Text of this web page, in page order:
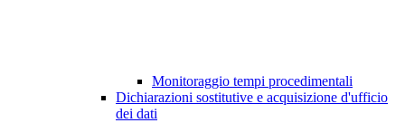
Monitoraggio tempi procedimentali
Dichiarazioni sostitutive e acquisizione d'ufficio
dei dati